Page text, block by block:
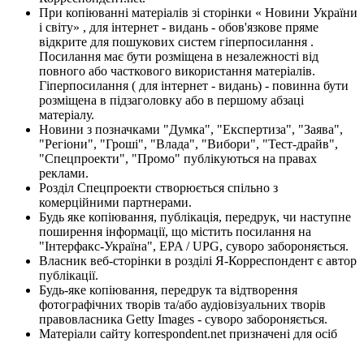
При копіюванні матеріалів зі сторінки « Новини України
і світу» , для інтернет - видань - обов'язкове пряме
відкрите для пошукових систем гіперпосилання .
Посилання має бути розміщена в незалежності від
повного або часткового використання матеріалів.
Гіперпосилання ( для інтернет - видань) - повинна бути
розміщена в підзаголовку або в першому абзаці
матеріалу.
Новини з позначками "Думка", "Експертиза", "Заява",
"Регіони", "Гроші", "Влада", "Вибори", "Тест-драйв",
"Спецпроекти", "Промо" публікуються на правах
реклами.
Розділ Спецпроекти створюється спільно з
комерційними партнерами.
Будь яке копіювання, публікація, передрук, чи наступне
поширення інформації, що містить посилання на
"Інтерфакс-Україна", EPA / UPG, суворо забороняється.
Власник веб-сторінки в розділі Я-Корреспондент є автор
публікації.
Будь-яке копіювання, передрук та відтворення
фотографічних творів та/або аудіовізуальних творів
правовласника Getty Images - суворо забороняється.
Матеріали сайту korrespondent.net призначені для осіб